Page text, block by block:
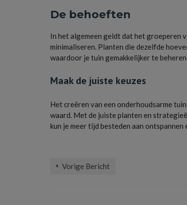
De behoeften
In het algemeen geldt dat het groeperen
minimaliseren. Planten die dezelfde
waardoor je tuin gemakkelijker te
Maak de juiste keuzes
Het creëren van een onderhoudsarme
waard. Met de juiste planten en
kun je meer tijd besteden aan
Vorige Bericht